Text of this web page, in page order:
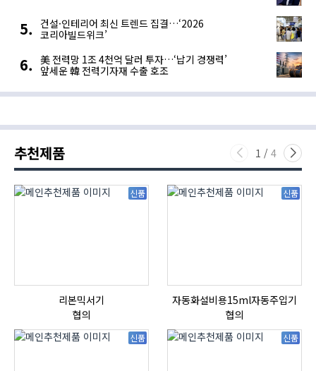
건설·인테리어 최신 트렌드 집결…‘2026
코리아빌드위크’
美 전력망 1조 4천억 달러 투자…‘납기 경쟁력’
앞세운 韓 전력기자재 수출 호조
추천제품 1 / 4
신품
리본믹서기
협의
신품
자동화설비용15ml자동주입기
협의
신품 신품